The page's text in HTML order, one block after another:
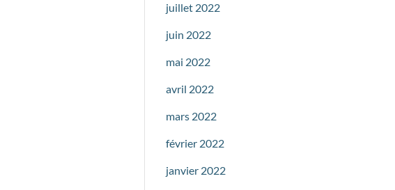
juillet 2022
juin 2022
mai 2022
avril 2022
mars 2022
février 2022
janvier 2022